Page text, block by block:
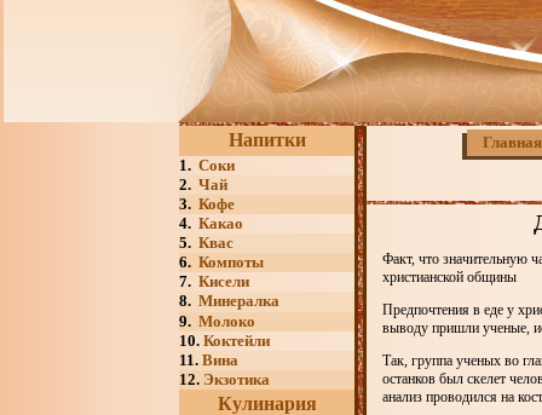
Напитки
1. Соки
2. Чай
3. Кофе
4. Какао
5. Квас
6. Компоты
7. Кисели
8. Минералка
9. Молоко
10. Коктейли
11. Вина
12. Экзотика
Кулинария
Главная
Факт, что значительную
христианской общины
Предпочтения в еде у
выводу пришли ученые,
Так, группа ученых во
останков был скелет
анализ проводился на